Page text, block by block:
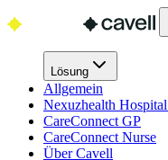
Lösung
Allgemein
Nexuzhealth
CareConnect GP
CareConnect Nurse
Über Cavell